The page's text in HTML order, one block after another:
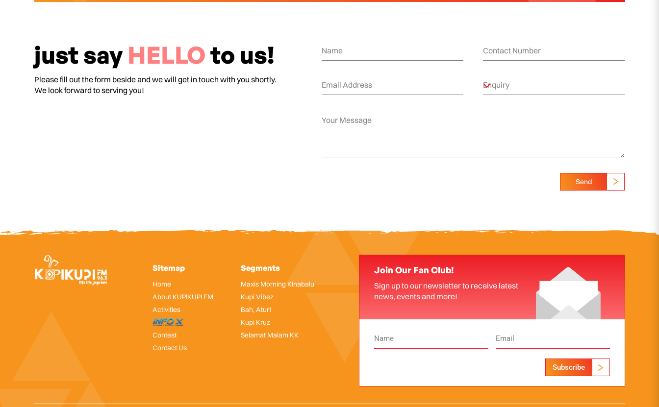
just say HELLOto us!
Please fill out the form beside and we will get in touch with you shortly.
We look forward to serving you!
Send
Sitemap
Home
About KUPIKUPI FM
Activities
InfoX
Contest
Contact Us
Segments
Maxis Morning Kinabalu
Kupi Vibez
Bah, Atur!
Kupi Kruz
Selamat Malam KK
Join Our Fan Club!
Sign up to our newsletter to receive latest
news, events and more!
Subscribe